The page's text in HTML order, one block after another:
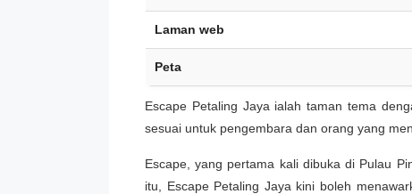
Laman web
Peta
Escape Petaling Jaya ialah taman tema
sesuai untuk pengembara dan orang yang
Escape, yang pertama kali dibuka di Pulau
itu, Escape Petaling Jaya kini boleh